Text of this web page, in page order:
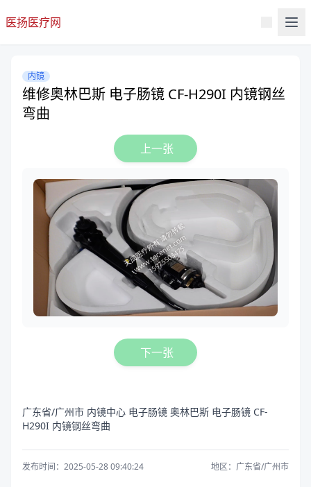
医扬医疗网
内镜
维修奥林巴斯 电子肠镜 CF-H290I 内镜钢丝
弯曲
上一张
下一张
广东省/广州市 内镜中心 电子肠镜 奥林巴斯 电子肠镜 CF-
H290I 内镜钢丝弯曲
发布时间：2025-05-28 09:40:24 地区：广东省/广州市